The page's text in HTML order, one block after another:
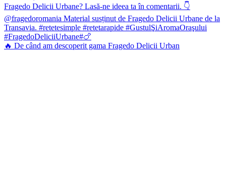
🔥 De când am descoperit gama Fragedo Delicii Urban